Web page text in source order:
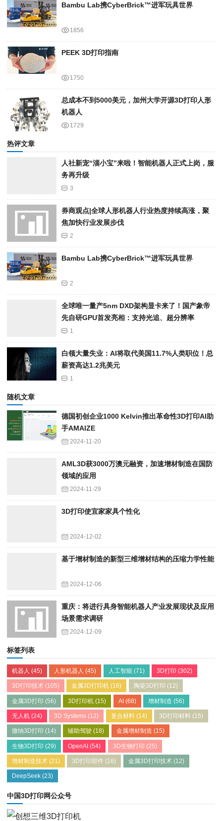
Bambu Lab携Cyber​​Brick™进军玩具世界
1856
PEEK 3D打印指南
1750
总成本不到5000美元，加州大学开源3D打印人形
机器人
1729
热评文章
人社新宠“淄小宝”来啦！智能机器人正式上岗，服
务再升级
3
券商观点|全球人形机器人行业热度持续高涨，聚
焦加快行业发展步伐
2
Bambu Lab携Cyber​​Brick™进军玩具世界
2
全球唯一量产5nm DXD架构显卡来了！国产象帝
先自研GPU首发亮相：支持光追、超分辨率
1
白领大量失业：AI将取代美国11.7%人类职位！总
薪资高达1.2兆美元
1
随机文章
德国初创企业1000 Kelvin推出革命性3D打印AI助
手AMAIZE
2024-11-20
AML3D获3000万澳元融资，加速增材制造在国防
领域的应用
2024-11-29
3D打印使宜家家具个性化
2024-12-02
基于增材制造的新型三维增材结构的压缩力学性能
2024-12-06
重庆：将进行具身智能机器人产业发展现状及应用
场景需求调研
2024-12-09
标签列表
机器人 (45) 人形机器人 (45) 人工智能(71) 3D打印 (302)
3D打印技术 (105) 金属3D打印机 (16) 陶瓷3D打印 (12)
金属3D打印 (56) 3D打印机 (15) AI(68) 增材制造 (56)
无人机 (24) 3D Systems (12) 复合材料(14) 3D打印材料 (15)
微纳3D打印 (14) 辅助驾驶 (18) 金属增材制造 (15)
生物3D打印 (29) OpenAI (54) 3D生物打印 (25)
增材制造技术 (21) 3D打印部件 (16) 金属3D打印技术(12)
DeepSeek (23)
中国3D打印网公众号